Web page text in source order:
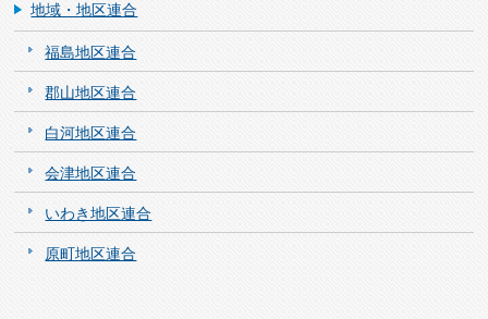
地域・地区連合
福島地区連合
郡山地区連合
白河地区連合
会津地区連合
いわき地区連合
原町地区連合